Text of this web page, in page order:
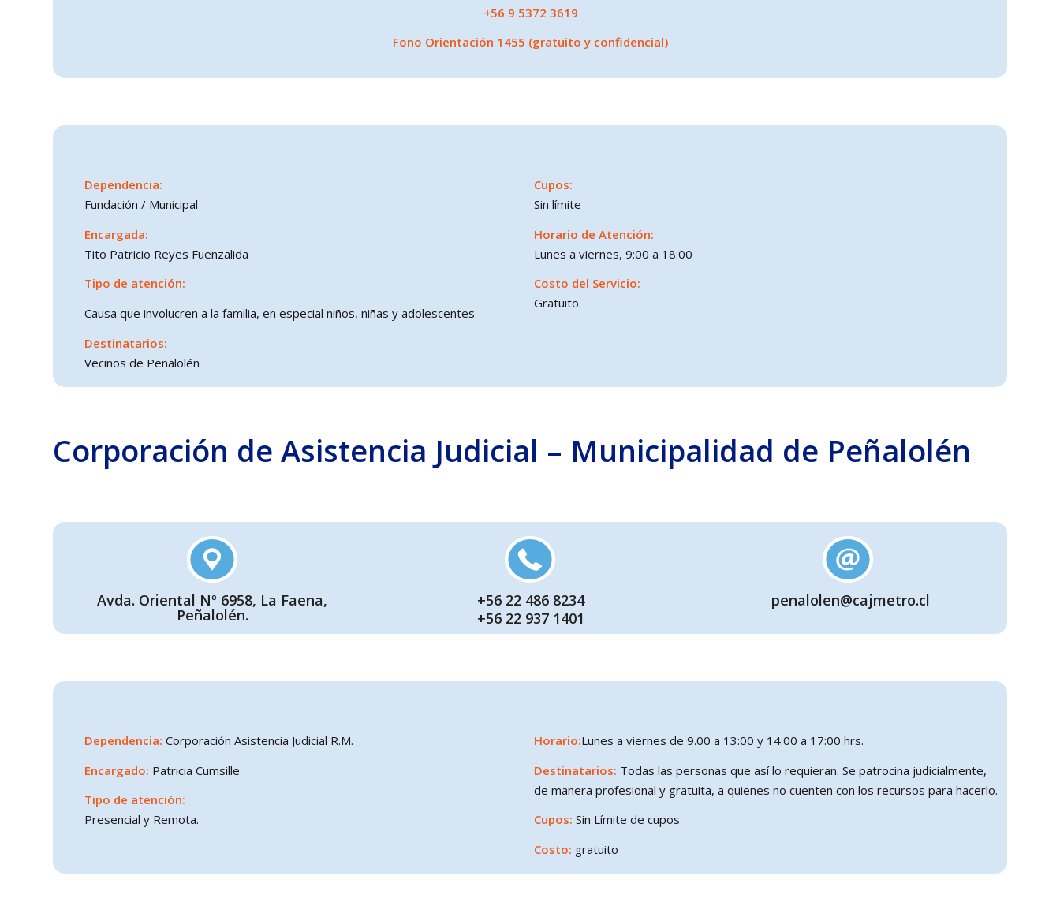
+56 9 5372 3619
Fono Orientación 1455 (gratuito y confidencial)
Dependencia:
Fundación / Municipal
Encargada:
Tito Patricio Reyes Fuenzalida
Tipo de atención:
Causa que involucren a la familia, en especial niños, niñas y adolescentes
Destinatarios:
Vecinos de Peñalolén
Cupos:
Sin límite
Horario de Atención:
Lunes a viernes, 9:00 a 18:00
Costo del Servicio:
Gratuito.
Corporación de Asistencia Judicial – Municipalidad de Peñalolén
Avda. Oriental Nº 6958, La Faena,
Peñalolén.
+56 22 486 8234
+56 22 937 1401
penalolen@cajmetro.cl
Dependencia: Corporación Asistencia Judicial R.M.
Encargado: Patricia Cumsille
Tipo de atención:
Presencial y Remota.
Horario:Lunes a viernes de 9.00 a 13:00 y 14:00 a 17:00 hrs.
Destinatarios: Todas las personas que así lo requieran. Se patrocina judicialmente,
de manera profesional y gratuita, a quienes no cuenten con los recursos para hacerlo.
Cupos: Sin Límite de cupos
Costo: gratuito